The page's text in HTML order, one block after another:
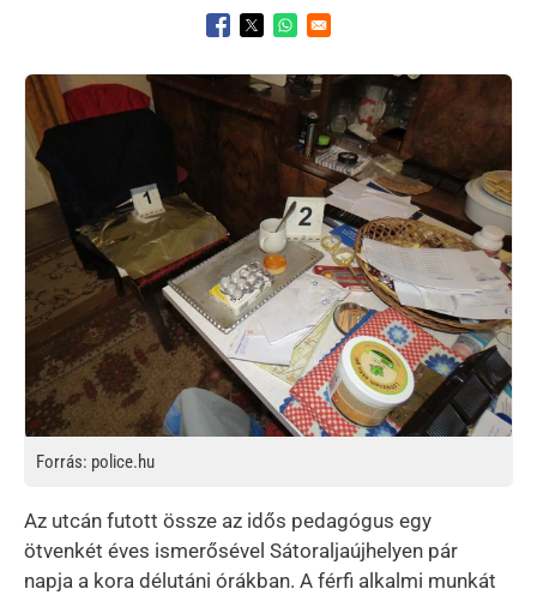
Opens in a new window
Opens in a new window
Opens in a new window
Kép
Forrás: police.hu
Az utcán futott össze az idős pedagógus egy
ötvenkét éves ismerősével Sátoraljaújhelyen pár
napja a kora délutáni órákban. A férfi alkalmi munkát